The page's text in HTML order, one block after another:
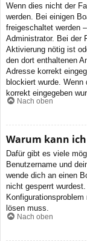
Wenn dies nicht der
werden. Bei einigen
freigeschaltet werden
Administrator. Bei der
Aktivierung nötig ist
den dort enthaltenen
Adresse korrekt
blockiert wurde.
korrekt eingegeben
Nach oben
Warum kann
Dafür gibt es viele
Benutzername und
wende dich an einen
nicht gesperrt
lösen muss.
Nach oben